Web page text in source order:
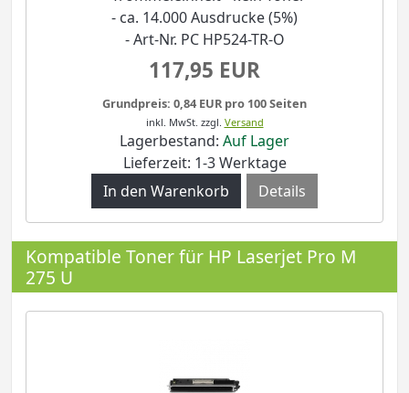
- ca. 14.000 Ausdrucke (5%)
- Art-Nr. PC HP524-TR-O
117,95 EUR
Grundpreis: 0,84 EUR pro 100 Seiten
inkl. MwSt. zzgl. Versand
Lagerbestand: Auf Lager
Lieferzeit: 1-3 Werktage
Details
Kompatible Toner für HP Laserjet Pro M
275 U